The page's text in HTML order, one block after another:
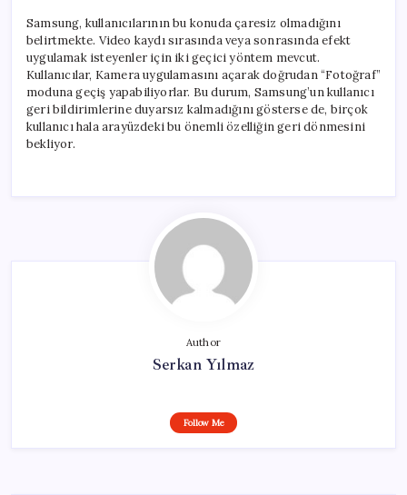
Samsung, kullanıcılarının bu konuda çaresiz olmadığını
belirtmekte. Video kaydı sırasında veya sonrasında efekt
uygulamak isteyenler için iki geçici yöntem mevcut.
Kullanıcılar, Kamera uygulamasını açarak doğrudan “Fotoğraf”
moduna geçiş yapabiliyorlar. Bu durum, Samsung’un kullanıcı
geri bildirimlerine duyarsız kalmadığını gösterse de, birçok
kullanıcı hala arayüzdeki bu önemli özelliğin geri dönmesini
bekliyor.
Author
Serkan Yılmaz
Follow Me